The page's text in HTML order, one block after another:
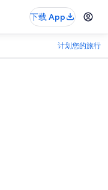
下载 App
计划您的旅行